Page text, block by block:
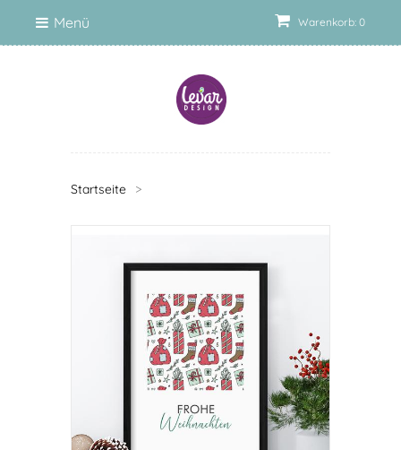
Warenkorb: 0
Menü
Startseite >